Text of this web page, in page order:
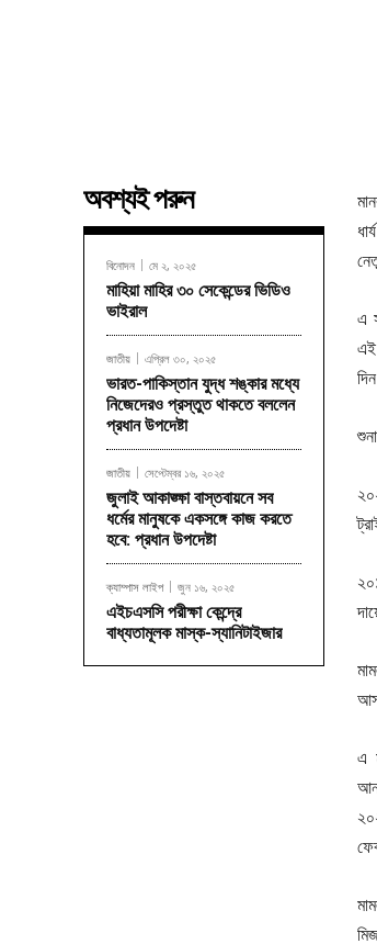
অবশ্যই পরুন
বিনোদন মে ২, ২০২৫
মাহিয়া মাহির ৩০ সেকেন্ডের ভিডিও
ভাইরাল
জাতীয় এপ্রিল ৩০, ২০২৫
ভারত-পাকিস্তান যুদ্ধ শঙ্কার মধ্যে
নিজেদেরও প্রস্তুত থাকতে বললেন
প্রধান উপদেষ্টা
জাতীয় সেপ্টেম্বর ১৬, ২০২৫
জুলাই আকাঙ্ক্ষা বাস্তবায়নে সব
ধর্মের মানুষকে একসঙ্গে কাজ করতে
হবে: প্রধান উপদেষ্টা
ক্যাম্পাস লাইপ জুন ১৬, ২০২৫
এইচএসসি পরীক্ষা কেন্দ্রে
বাধ্যতামূলক মাস্ক-স্যানিটাইজার
এ
এই
এ